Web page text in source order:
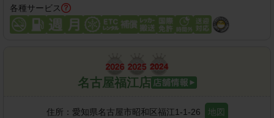
各種サービス
名古屋福江店
住所： 愛知県名古屋市昭和区福江1-1-26 地図